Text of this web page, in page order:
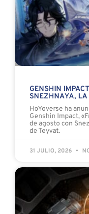
GENSHIN
SNEZHNAYA,
HoYoverse ha
Genshin Impact,
de agosto con
de Teyvat.
31 JULIO, 2026